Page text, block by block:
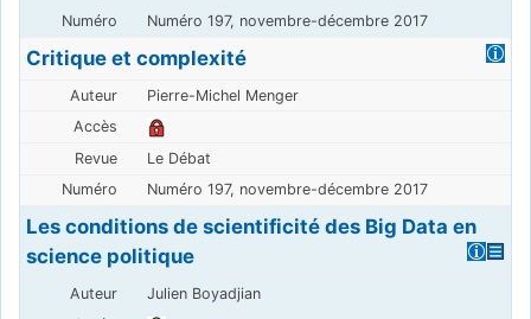
Numéro 197, novembre-décembre 2017
Critique et complexité
Pierre-Michel Menger
Le Débat
Numéro 197, novembre-décembre 2017
Les conditions de scientificité des Big Data en
science politique
Julien Boyadjian